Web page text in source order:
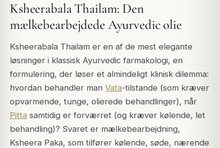
Ksheerabala Thailam: Den
mælkebearbejdede Ayurvedic olie
Ksheerabala Thailam er en af de mest elegante
løsninger i klassisk Ayurvedic farmakologi, en
formulering, der løser et almindeligt klinisk dilemma:
hvordan behandler man Vata-tilstande (som kræver
opvarmende, tunge, olierede behandlinger), når
Pitta samtidig er forværret (og kræver kølende, let
behandling)? Svaret er mælkebearbejdning,
Ksheera Paka, som tilfører kølende, søde, nærende